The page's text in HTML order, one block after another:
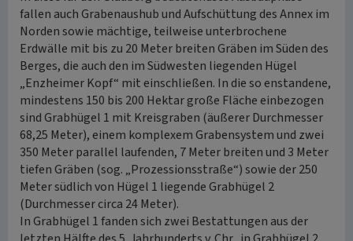
fallen auch Grabenaushub und Aufschüttung des Annex im
Norden sowie mächtige, teilweise unterbrochene
Erdwälle mit bis zu 20 Meter breiten Gräben im Süden des
Berges, die auch den im Südwesten liegenden Hügel
„Enzheimer Kopf“ mit einschließen. In die so enstandene,
mindestens 150 bis 200 Hektar große Fläche einbezogen
sind Grabhügel 1 mit Kreisgraben (äußerer Durchmesser
68,25 Meter), einem komplexem Grabensystem und zwei
350 Meter parallel laufenden, 7 Meter breiten und 3 Meter
tiefen Gräben (sog. „Prozessionsstraße“) sowie der 250
Meter südlich von Hügel 1 liegende Grabhügel 2
(Durchmesser circa 24 Meter).
In Grabhügel 1 fanden sich zwei Bestattungen aus der